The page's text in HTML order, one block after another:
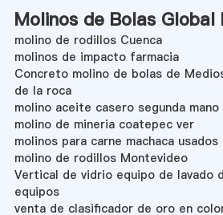
Molinos de Bolas Global
molino de rodillos Cuenca
molinos de impacto farmacia
Concreto molino de bolas de
de la roca
molino aceite casero segunda mano
molino de mineria coatepec ver
molinos para carne machaca usados
molino de rodillos Montevideo
Vertical de vidrio equipo de lavado
equipos
venta de clasificador de oro en